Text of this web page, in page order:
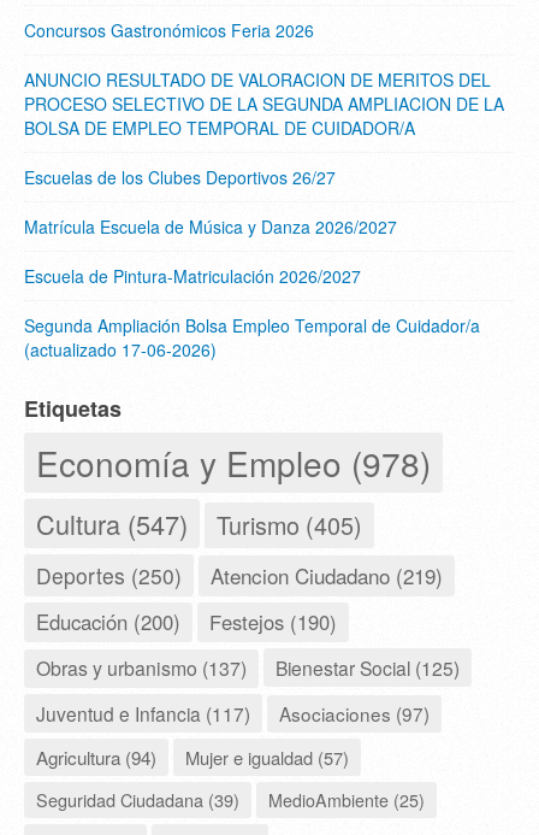
Concursos Gastronómicos Feria 2026
ANUNCIO RESULTADO DE VALORACION DE MERITOS DEL
PROCESO SELECTIVO DE LA SEGUNDA AMPLIACION DE LA
BOLSA DE EMPLEO TEMPORAL DE CUIDADOR/A
Escuelas de los Clubes Deportivos 26/27
Matrícula Escuela de Música y Danza 2026/2027
Escuela de Pintura-Matriculación 2026/2027
Segunda Ampliación Bolsa Empleo Temporal de Cuidador/a
(actualizado 17-06-2026)
Etiquetas
Economía y Empleo (978)
Cultura (547) Turismo (405)
Deportes (250) Atencion Ciudadano (219)
Educación (200) Festejos (190)
Obras y urbanismo (137)
Bienestar Social (125)
Juventud e Infancia (117)
Asociaciones (97)
Agricultura (94)
Mujer e igualdad (57)
Seguridad Ciudadana (39)
MedioAmbiente (25)